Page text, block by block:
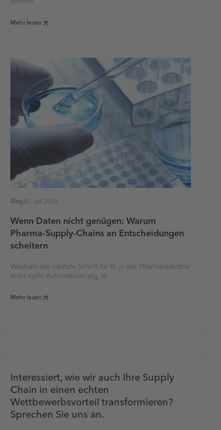
Mehr lesen
Blog20. Juli 2026
Wenn Daten nicht genügen: Warum
Pharma-Supply-Chains an Entscheidungen
scheitern
Weshalb der nächste Schritt für KI in der Pharmaindustrie
nicht mehr Automatisierung ist
Mehr lesen
Interessiert, wie wir auch Ihre Supply
Chain in einen echten
Wettbewerbsvorteil transformieren?
Sprechen Sie uns an.